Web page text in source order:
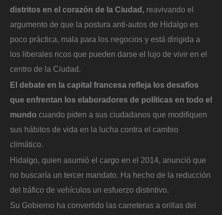
distritos en el corazón de la Ciudad, reavivando el
argumento de que la postura anti-autos de Hidalgo es
poco práctica, mala para los negocios y está dirigida a
los liberales ricos que pueden darse el lujo de vivir en el
centro de la Ciudad.
El debate en la capital francesa refleja los desafíos
que enfrentan los elaboradores de políticas en todo el
mundo cuando piden a sus ciudadanos que modifiquen
sus hábitos de vida en la lucha contra el cambio
climático.
Hidalgo, quien asumió el cargo en el 2014, anunció que
no buscaría un tercer mandato. Ha hecho de la reducción
del tráfico de vehículos un esfuerzo distintivo.
Su Gobierno ha convertido las carreteras a orillas del